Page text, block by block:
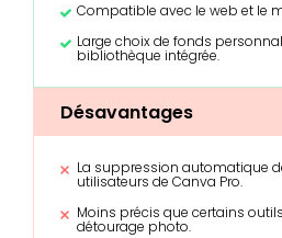
Compatible avec le web et le
Large choix de fonds
bibliothèque intégrée.
Désavantages
La suppression automatique
utilisateurs de Canva Pro.
Moins précis que certains
détourage photo.